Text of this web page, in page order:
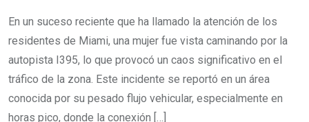
En un suceso reciente que ha llamado la atención de los
residentes de Miami, una mujer fue vista caminando por la
autopista I395, lo que provocó un caos significativo en el
tráfico de la zona. Este incidente se reportó en un área
conocida por su pesado flujo vehicular, especialmente en
horas pico, donde la conexión […]